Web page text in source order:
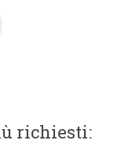
richiesti: